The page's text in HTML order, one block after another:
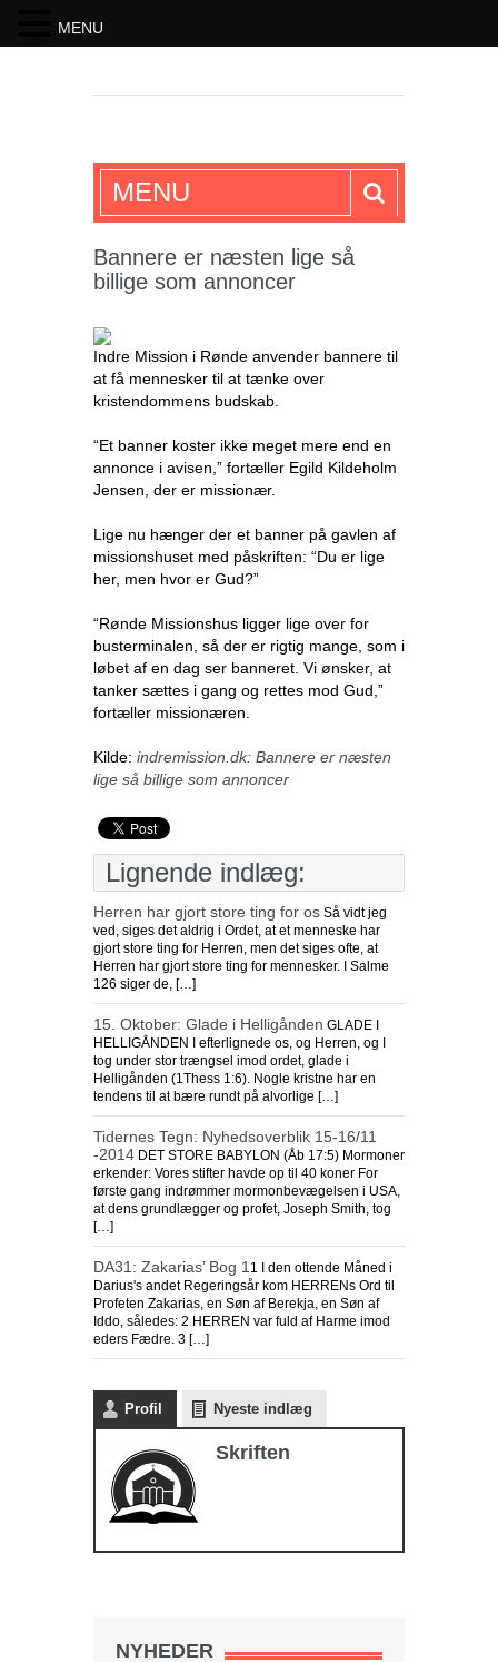
SKRIFTEN
MENU
Bannere er næsten lige så
billige som annoncer
Indre Mission i Rønde anvender bannere til
at få mennesker til at tænke over
kristendommens budskab.
“Et banner koster ikke meget mere end en
annonce i avisen,” fortæller Egild Kildeholm
Jensen, der er missionær.
Lige nu hænger der et banner på gavlen af
missionshuset med påskriften: “Du er lige
her, men hvor er Gud?”
“Rønde Missionshus ligger lige over for
busterminalen, så der er rigtig mange, som i
løbet af en dag ser banneret. Vi ønsker, at
tanker sættes i gang og rettes mod Gud,”
fortæller missionæren.
Kilde: indremission.dk: Bannere er næsten
lige så billige som annoncer
Lignende indlæg:
Herren har gjort store ting for os Så vidt jeg
ved, siges det aldrig i Ordet, at et menneske har
gjort store ting for Herren, men det siges ofte, at
Herren har gjort store ting for mennesker. I Salme
126 siger de, […]
15. Oktober: Glade i Helligånden GLADE I
HELLIGÅNDEN I efterlignede os, og Herren, og I
tog under stor trængsel imod ordet, glade i
Helligånden (1Thess 1:6). Nogle kristne har en
tendens til at bære rundt på alvorlige […]
Tidernes Tegn: Nyhedsoverblik 15-16/11
-2014 DET STORE BABYLON (Åb 17:5) Mormoner
erkender: Vores stifter havde op til 40 koner For
første gang indrømmer mormonbevægelsen i USA,
at dens grundlægger og profet, Joseph Smith, tog
[…]
DA31: Zakarias’ Bog 1 1 I den ottende Måned i
Darius's andet Regeringsår kom HERRENs Ord til
Profeten Zakarias, en Søn af Berekja, en Søn af
Iddo, således: 2 HERREN var fuld af Harme imod
eders Fædre. 3 […]
Profil Nyeste indlæg
Skriften
NYHEDER
MENU